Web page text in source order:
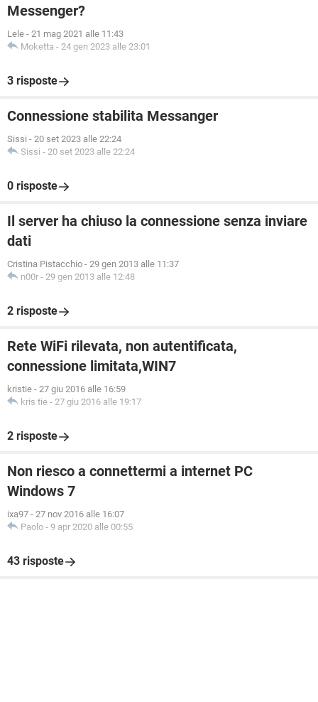
Messenger?
Lele - 21 mag 2021 alle 11:43
Moketta - 24 gen 2023 alle 23:01
3 risposte
Connessione stabilita Messanger
Sissi - 20 set 2023 alle 22:24
Sissi - 20 set 2023 alle 22:24
0 risposte
Il server ha chiuso la connessione senza inviare
dati
Cristina Pistacchio - 29 gen 2013 alle 11:37
n00r - 29 gen 2013 alle 12:48
2 risposte
Rete WiFi rilevata, non autentificata,
connessione limitata,WIN7
kristie - 27 giu 2016 alle 16:59
kris tie - 27 giu 2016 alle 19:17
2 risposte
Non riesco a connettermi a internet PC
Windows 7
ixa97 - 27 nov 2016 alle 16:07
Paolo - 9 apr 2020 alle 00:55
43 risposte